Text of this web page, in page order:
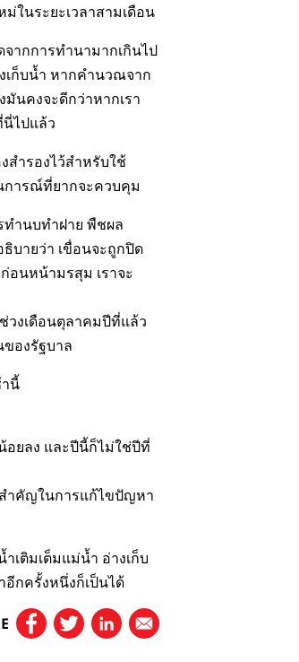
ในระยะเวลาสามเดือน
ากการทำนามากเกินไป
เก็บน้ำ หากคำนวณจาก
นคงจะดีกว่าหากเรา
ไปแล้ว
ำรองไว้สำหรับใช้
การณ์ที่ยากจะควบคุม
ำนบทำฝาย พืชผล
บายว่า เขื่อนจะถูกปิด
อนหน้ามรสุม เราจะ
วงเดือนตุลาคมปีที่แล้ว
องรัฐบาล
นี้
อยลง และปีนี้ก็ไม่ใช่ปีที่
ำคัญในการแก้ไขปัญหา
ติมเต็มแม่น้ำ อ่างเก็บ
กครั้งหนึ่งก็เป็นได้